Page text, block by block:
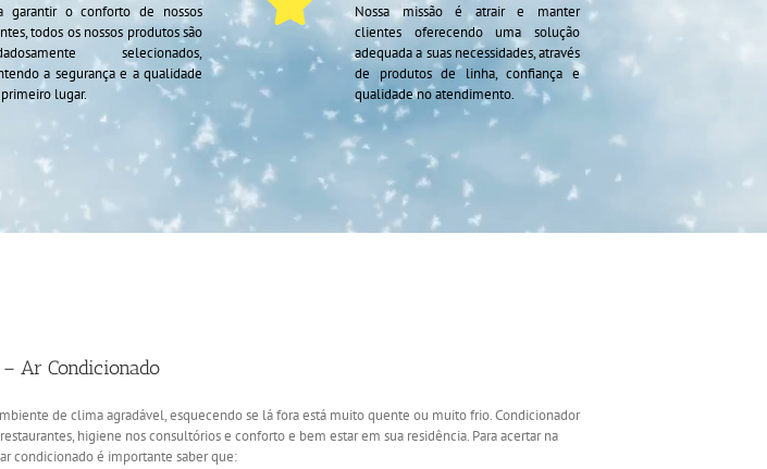
garantir o conforto de nossos
todos os nossos produtos são
selecionados,
a segurança e a qualidade
lugar.
Nossa missão é atrair e manter
clientes oferecendo uma solução
adequada a suas necessidades, através
de produtos de linha, confiança e
qualidade no atendimento.
Ar Condicionado
de clima agradável, esquecendo se lá fora está muito quente ou muito frio. Condicionador
higiene nos consultórios e conforto e bem estar em sua residência. Para acertar na
condicionado é importante saber que: